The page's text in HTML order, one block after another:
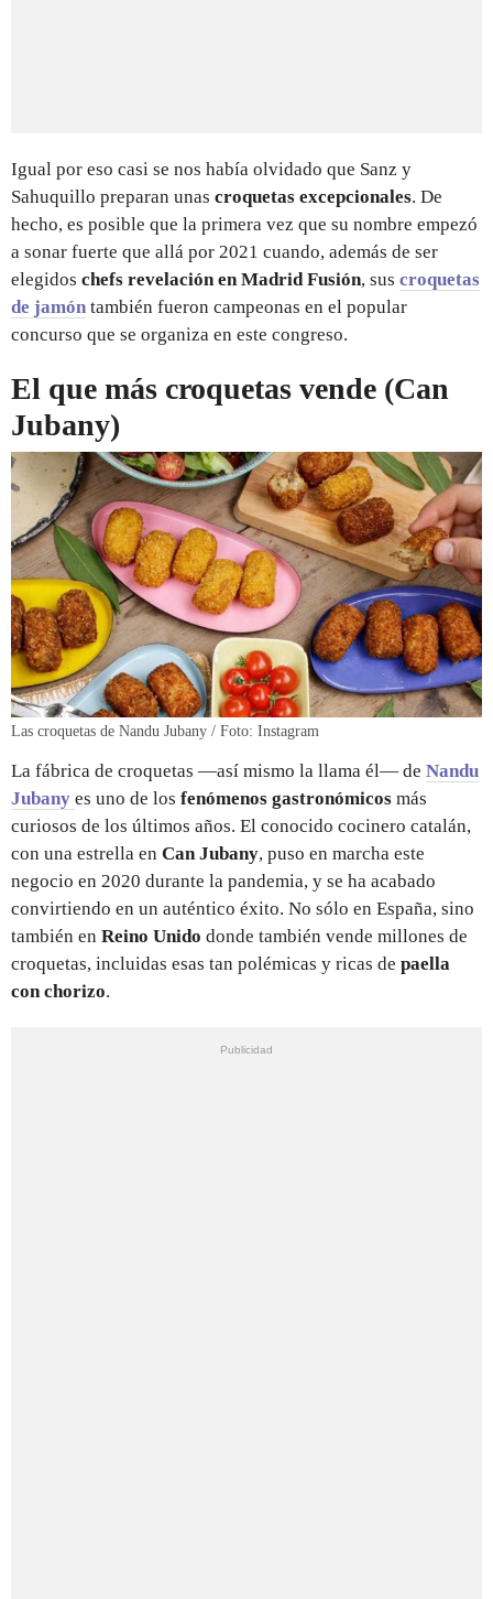
Igual por eso casi se nos había olvidado que Sanz y
Sahuquillo preparan unas croquetas excepcionales. De
hecho, es posible que la primera vez que su nombre empezó
a sonar fuerte que allá por 2021 cuando, además de ser
elegidos chefs revelación en Madrid Fusión, sus croquetas
de jamón también fueron campeonas en el popular
concurso que se organiza en este congreso.
El que más croquetas vende (Can
Jubany)
Las croquetas de Nandu Jubany / Foto: Instagram
La fábrica de croquetas —así mismo la llama él— de Nandu
Jubany es uno de los fenómenos gastronómicos más
curiosos de los últimos años. El conocido cocinero catalán,
con una estrella en Can Jubany, puso en marcha este
negocio en 2020 durante la pandemia, y se ha acabado
convirtiendo en un auténtico éxito. No sólo en España, sino
también en Reino Unido donde también vende millones de
croquetas, incluidas esas tan polémicas y ricas de paella
con chorizo.